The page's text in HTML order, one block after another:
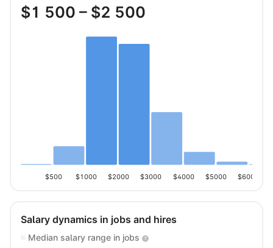
$1 500 – $2 500
$500 $1000 $2000 $3000 $4000 $5000 $6000
Salary dynamics in jobs and hires
Median salary range in jobs